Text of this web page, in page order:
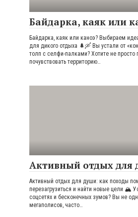
Байдарка, каяк или
Байдарка, каяк или каноэ? Выбираем
для дикого отдыха 🌲🛶 Вы устали от
толп с селфи-палками? Хотите не просто
почувствовать территорию…
Активный отдых для
Активный отдых для души: как походы
перезагрузиться и найти новые цели 🏔️
соцсетях и бесконечных зумов? Вы не
мегаполисов, часто…